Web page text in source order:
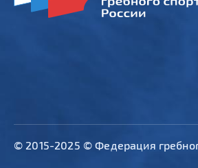
© 2015-2025 © Федерация